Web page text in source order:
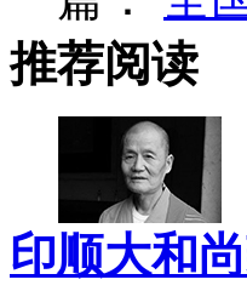
推荐阅读
印顺大和